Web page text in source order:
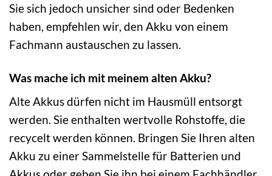
Sie sich jedoch unsicher sind oder Bedenken
haben, empfehlen wir, den Akku von einem
Fachmann austauschen zu lassen.
Was mache ich mit meinem alten Akku?
Alte Akkus dürfen nicht im Hausmüll entsorgt
werden. Sie enthalten wertvolle Rohstoffe, die
recycelt werden können. Bringen Sie Ihren alten
Akku zu einer Sammelstelle für Batterien und